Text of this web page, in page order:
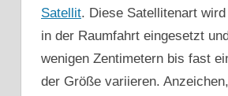
Satellit. Diese Satellitenart
in der Raumfahrt eingesetzt
wenigen Zentimetern bis fast
der Größe variieren.